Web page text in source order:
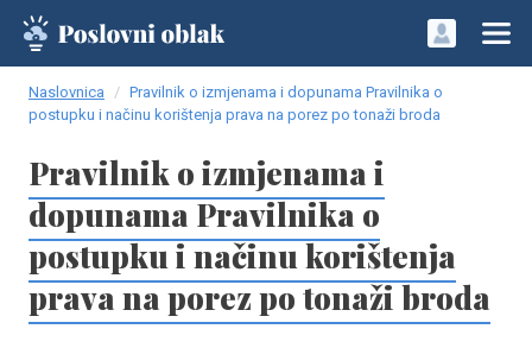
Naslovnica
Pravilnik o izmjenama i dopunama Pravilnika o
postupku i načinu korištenja prava na porez po tonaži broda
Pravilnik o izmjenama i
dopunama Pravilnika o
postupku i načinu korištenja
prava na porez po tonaži broda